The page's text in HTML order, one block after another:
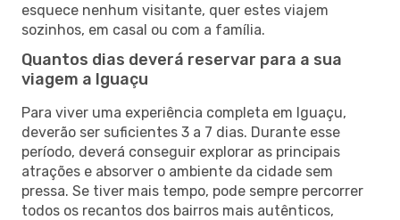
esquece nenhum visitante, quer estes viajem
sozinhos, em casal ou com a família.
Quantos dias deverá reservar para a sua
viagem a Iguaçu
Para viver uma experiência completa em Iguaçu,
deverão ser suficientes 3 a 7 dias. Durante esse
período, deverá conseguir explorar as principais
atrações e absorver o ambiente da cidade sem
pressa. Se tiver mais tempo, pode sempre percorrer
todos os recantos dos bairros mais autênticos,